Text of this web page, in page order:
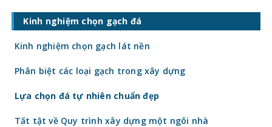
thuật chống nóng sân thượng sẽ góp phần
làm mát cho các công trình xây dựng. Sau
Kinh nghiệm chọn gạch đá
Kinh nghiệm chọn gạch lát nền
Phân biệt các loại gạch trong xây dựng
Lựa chọn đá tự nhiên chuẩn đẹp
Tất tật về Quy trình xây dựng một ngôi nhà